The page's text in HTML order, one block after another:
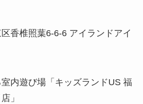
香椎照葉6-6-6 アイランドアイ
内遊び場「キッズランドUS 福
」